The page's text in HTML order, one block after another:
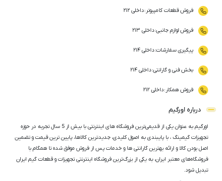
فروش قطعات کامپیوتر :داخلی ۲۱۲
فروش لوازم جانبی:داخلی ۲۱۳
پیگیری سفارشات:داخلی ۲۱۴
بخش فنی و گارانتی:داخلی ۲۱۴
فروش همکار :داخلی ۲۱۲
درباره اورگیم
اورگیم به عنوان یکی از قدیمی‌ترین فروشگاه های اینترنتی با بیش از 5 سال تجربه در حوزه
تجهیزات گیمینگ ، با پایبندی به اصول کلیدی، جدیدترین کالاها، پایین ترین قیمت و تضمین
اصل‌ بودن کالا و ارائه بهترین گارانتی ها و خدمات پس از فروش موفق شده تا همگام با
فروشگاه‌های معتبر ایران، به یکی از بزرگ‌ترین فروشگاه اینترنتی تجهیزات و قطعات گیم ایران
تبدیل شود.